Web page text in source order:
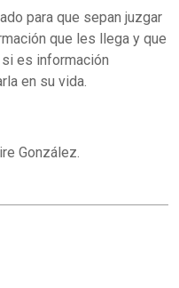
para que sepan juzgar
que les llega y que
si es información
en su vida.
González.